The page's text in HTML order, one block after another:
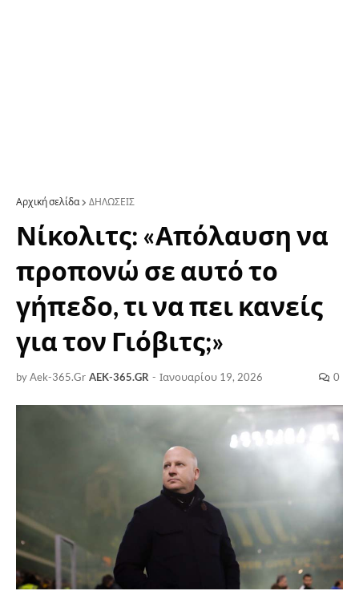
Αρχική σελίδα ΔΗΛΩΣΕΙΣ
Νίκολιτς: «Απόλαυση να
προπονώ σε αυτό το
γήπεδο, τι να πει κανείς
για τον Γιόβιτς;»
by Aek-365.Gr AEK-365.GR - Ιανουαρίου 19, 2026 0